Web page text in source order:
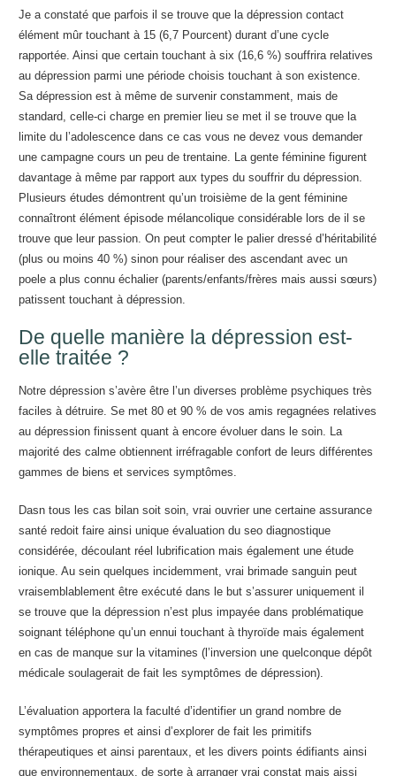
Je a constaté que parfois il se trouve que la dépression contact
élément mûr touchant à 15 (6,7 Pourcent) durant d’une cycle
rapportée. Ainsi que certain touchant à six (16,6 %) souffrira relatives
au dépression parmi une période choisis touchant à son existence.
Sa dépression est à même de survenir constamment, mais de
standard, celle-ci charge en premier lieu se met il se trouve que la
limite du l’adolescence dans ce cas vous ne devez vous demander
une campagne cours un peu de trentaine. La gente féminine figurent
davantage à même par rapport aux types du souffrir du dépression.
Plusieurs études démontrent qu’un troisième de la gent féminine
connaîtront élément épisode mélancolique considérable lors de il se
trouve que leur passion. On peut compter le palier dressé d’héritabilité
(plus ou moins 40 %) sinon pour réaliser des ascendant avec un
poele a plus connu échalier (parents/enfants/frères mais aussi sœurs)
patissent touchant à dépression.
De quelle manière la dépression est-
elle traitée ?
Notre dépression s’avère être l’un diverses problème psychiques très
faciles à détruire. Se met 80 et 90 % de vos amis regagnées relatives
au dépression finissent quant à encore évoluer dans le soin. La
majorité des calme obtiennent irréfragable confort de leurs différentes
gammes de biens et services symptômes.
Dasn tous les cas bilan soit soin, vrai ouvrier une certaine assurance
santé redoit faire ainsi unique évaluation du seo diagnostique
considérée, découlant réel lubrification mais également une étude
ionique. Au sein quelques incidemment, vrai brimade sanguin peut
vraisemblablement être exécuté dans le but s’assurer uniquement il
se trouve que la dépression n’est plus impayée dans problématique
soignant téléphone qu’un ennui touchant à thyroïde mais également
en cas de manque sur la vitamines (l’inversion une quelconque dépôt
médicale soulagerait de fait les symptômes de dépression).
L’évaluation apportera la faculté d’identifier un grand nombre de
symptômes propres et ainsi d’explorer de fait les primitifs
thérapeutiques et ainsi parentaux, et les divers points édifiants ainsi
que environnementaux, de sorte à arranger vrai constat mais aissi